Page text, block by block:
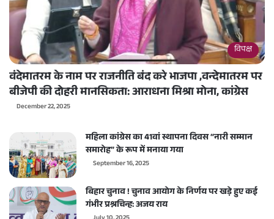
विपक्ष
वंदेमातरम के नाम पर राजनीति बंद करे भाजपा ,वन्देमातरम पर
बीजेपी की दोहरी मानसिकता: आराधना मिश्रा मोना, कांग्रेस
December 22, 2025
महिला कांग्रेस का 41वां स्थापना दिवस “नारी सम्मान
समारोह” के रूप में मनाया गया
September 16, 2025
बिहार चुनाव ! चुनाव आयोग के निर्णय पर खड़े हुए कई
गंभीर प्रश्नचिन्ह: अजय राय